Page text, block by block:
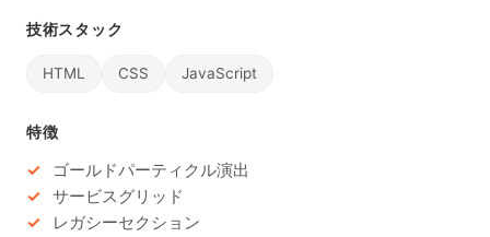
技術スタック
HTML CSS JavaScript
特徴
ゴールドパーティクル演出
サービスグリッド
レガシーセクション